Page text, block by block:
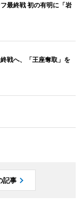
最終戦 初の有明に「岩
戦へ、「王座奪取」を
記事